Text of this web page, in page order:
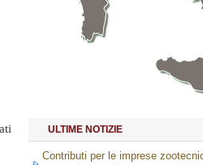
ULTIME NOTIZIE
Contributi per le imprese